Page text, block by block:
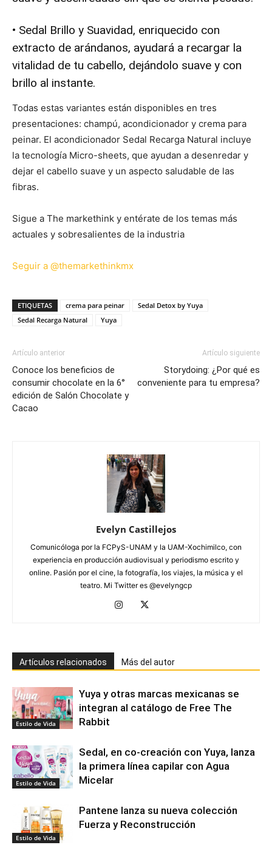
• Sedal Brillo y Suavidad, enriquecido con
extracto de arándanos, ayudará a recargar la
vitalidad de tu cabello, dejándolo suave y con
brillo al instante.
Todas estas variantes están disponibles en tres
presentaciones: champú, acondicionador y crema para
peinar. El acondicionador Sedal Recarga Natural incluye
la tecnología Micro-sheets, que ayudan a desenredar y
dejar el cabello suave y un aspecto saludable de las
fibras.
Sigue a The markethink y entérate de los temas más
actuales y sobresalientes de la industria
Seguir a @themarkethinkmx
ETIQUETAS crema para peinar
Sedal Detox by Yuya
Sedal Recarga Natural
Yuya
Artículo anterior
Conoce los beneficios de
consumir chocolate en la 6°
edición de Salón Chocolate y
Cacao
Artículo siguiente
Storydoing: ¿Por qué es
conveniente para tu empresa?
Evelyn Castillejos
Comunicóloga por la FCPyS-UNAM y la UAM-Xochimilco, con
experiencia en producción audiovisual y periodismo escrito y
online. Pasión por el cine, la fotografía, los viajes, la música y el
teatro. Mi Twitter es @evelyngcp
Artículos relacionados Más del autor
Estilo de Vida
Yuya y otras marcas mexicanas se
integran al catálogo de Free The
Rabbit
Estilo de Vida
Sedal, en co-creación con Yuya, lanza
la primera línea capilar con Agua
Micelar
Estilo de Vida
Pantene lanza su nueva colección
Fuerza y Reconstrucción